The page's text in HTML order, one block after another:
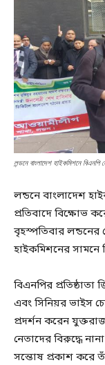
লন্ডনে বাংলাদেশ হাইকমিশনে বিএনপি
লন্ডনে বাংলাদেশ
প্রতিবাদে বিক্ষোভ
বৃহস্পতিবার লন্ডনের
হাইকমিশনের সামনে
বিএনপির
এবং সিনিয়র ভাইস
প্রদর্শন করেন
নেতাদের বিরুদ্ধে
সন্তোষ প্রকাশ করে